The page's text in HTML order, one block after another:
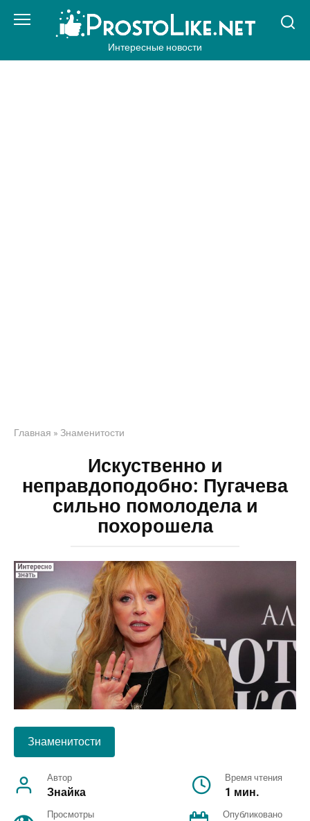
Интересные новости
Главная » Знаменитости
Искуственно и
неправдоподобно: Пугачева
сильно помолодела и
похорошела
Знаменитости
Автор
Знайка
Время чтения
1 мин.
Просмотры Опубликовано